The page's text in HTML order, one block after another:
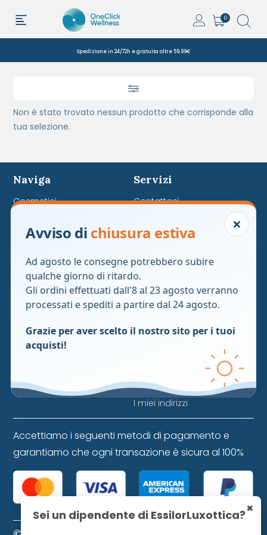
0
Spedizione in 24/72h e gratuita oltre 59,99€
Non è stato trovato nessun prodotto che corrisponde alla
tua selezione.
Naviga
Cosmetici
Parafarmaci
cookie
Erboristeria
Dispositivi medici
Servizi
Contattaci
Cookie policy
cookie
Condizioni di vendita
FAQ
Area privata
Storico ordini
I miei indirizzi
Accettiamo i seguenti metodi di pagamento e
garantiamo che ogni transazione è sicura al 100%
×
Sei un dipendente di EssilorLuxottica?
×
Avviso di chiusura estiva
Ad agosto le consegne potrebbero subire
qualche giorno di ritardo.
Gli ordini effettuati dall'8 al 23 agosto verranno
processati e spediti a partire dal 24 agosto.
Grazie per aver scelto il nostro sito per i tuoi
acquisti!